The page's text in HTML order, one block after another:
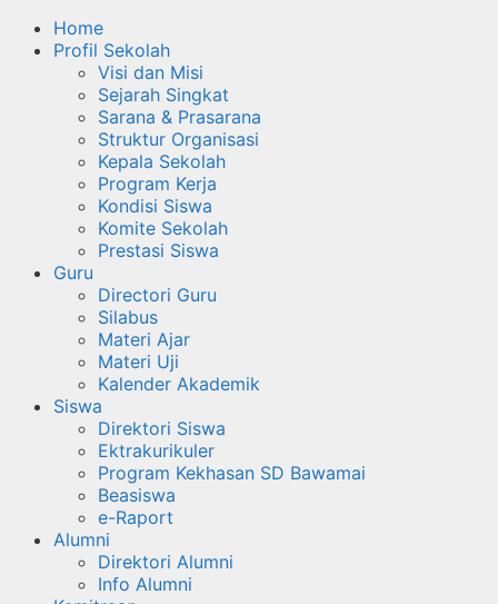
Home
Profil Sekolah
Visi dan Misi
Sejarah Singkat
Sarana & Prasarana
Struktur Organisasi
Kepala Sekolah
Program Kerja
Kondisi Siswa
Komite Sekolah
Prestasi Siswa
Guru
Directori Guru
Silabus
Materi Ajar
Materi Uji
Kalender Akademik
Siswa
Direktori Siswa
Ektrakurikuler
Program Kekhasan SD Bawamai
Beasiswa
e-Raport
Alumni
Direktori Alumni
Info Alumni